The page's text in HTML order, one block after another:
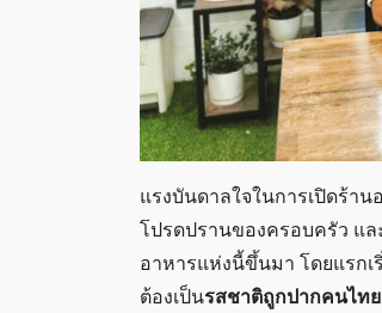
แรงบันดาลใจในการเปิดร้า
โปรดปรานของครอบครัว แ
อาหารแห่งนี้ขึ้นมา โดยแรกเ
ต้องเป็นรสชาติถูกปากคนไท